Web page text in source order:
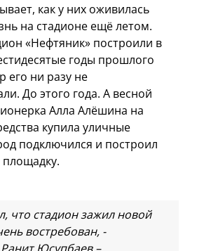
как у них оживилась
на стадионе ещё летом.
«Нефтяник» построили в
годы прошлого
его ни разу не
До этого года. А весной
Алла Алёшина на
купила уличные
подключился и построил
что стадион зажил новой
востребован, -